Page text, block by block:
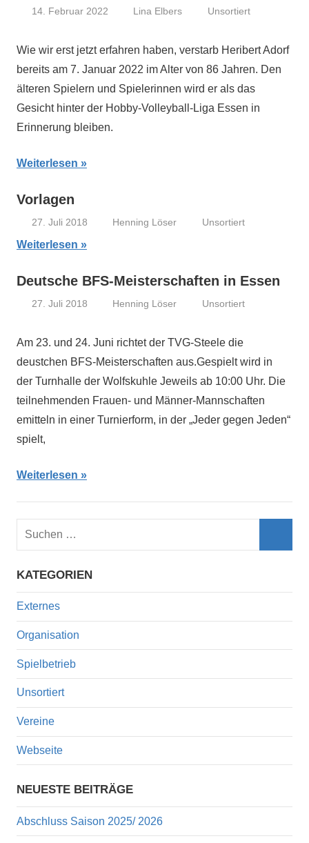
14. Februar 2022 Lina Elbers Unsortiert
Wie wir erst jetzt erfahren haben, verstarb Heribert Adorf
bereits am 7. Januar 2022 im Alter von 86 Jahren. Den
älteren Spielern und Spielerinnen wird er als das
Gesicht hinter der Hobby-Volleyball-Liga Essen in
Erinnerung bleiben.
Weiterlesen
Vorlagen
27. Juli 2018 Henning Löser Unsortiert
Weiterlesen
Deutsche BFS-Meisterschaften in Essen
27. Juli 2018 Henning Löser Unsortiert
Am 23. und 24. Juni richtet der TVG-Steele die
deustchen BFS-Meisterschaften aus.Gespielt wird in
der Turnhalle der Wolfskuhle Jeweils ab 10:00 Uhr. Die
teilnehmenden Frauen- und Männer-Mannschaften
emitteln in einer Turnierform, in der „Jeder gegen Jeden“
spielt,
Weiterlesen
Suchen
KATEGORIEN
Externes
Organisation
Spielbetrieb
Unsortiert
Vereine
Webseite
NEUESTE BEITRÄGE
Abschluss Saison 2025/ 2026